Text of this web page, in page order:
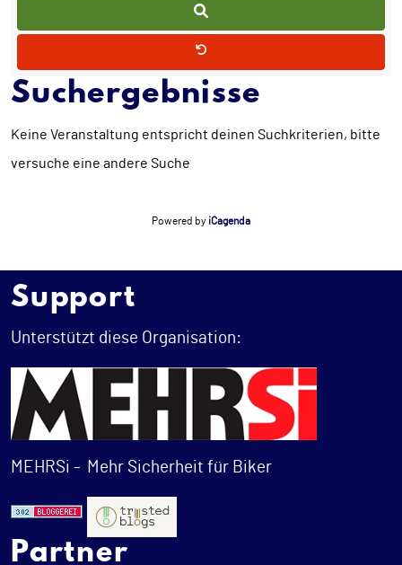
Suchergebnisse
Keine Veranstaltung entspricht deinen Suchkriterien, bitte
versuche eine andere Suche
Powered by iCagenda
Support
Unterstützt diese Organisation:
MEHRSi - Mehr Sicherheit für Biker
Partner